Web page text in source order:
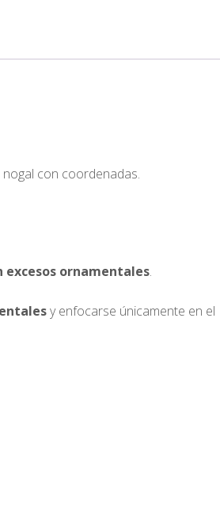
con coordenadas.
excesos ornamentales.
y enfocarse únicamente en el